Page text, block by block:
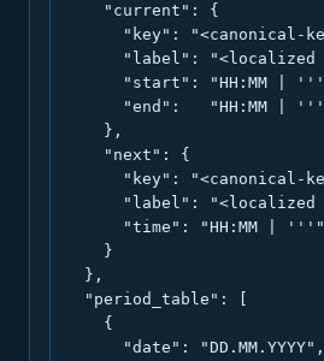
    "current": {
"key": "<canonical-
"label": "<localized
"start": "HH:MM |
"end":   "HH:MM |
    },
    "next": {
"key": "<canonical-
"label": "<localized
      "time": "HH:MM | '''"
    }
  },
  "period_table": [
    {
      "date": "DD.MM.YYYY",